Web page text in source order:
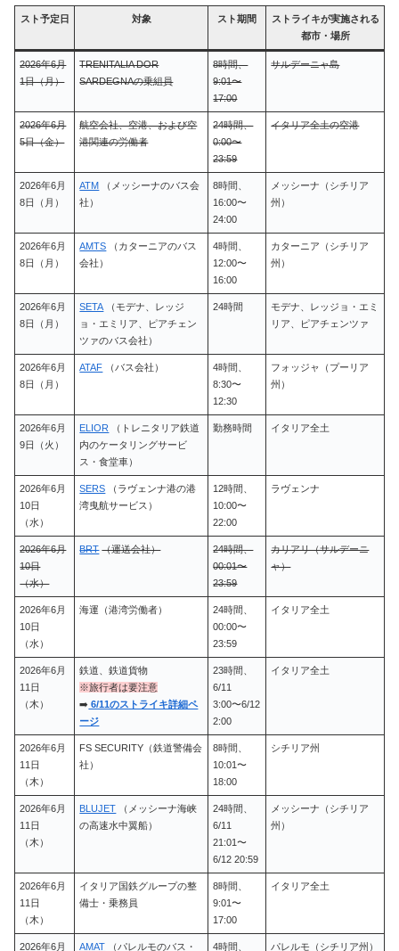
スト予定日 対象 スト期間
ストライキが実施される
都市・場所
2026年6月
1日（月）
TRENITALIA DOR
SARDEGNAの乗組員
8時間、
9:01〜
17:00
サルデーニャ島
2026年6月
5日（金）
航空会社、空港、および空
港関連の労働者
24時間、
0:00〜
23:59
イタリア全土の空港
2026年6月
8日（月）
ATM
（メッシーナのバス会
社）
8時間、
16:00〜
24:00
メッシーナ（シチリア
州）
2026年6月
8日（月）
AMTS
（カターニアのバス
会社）
4時間、
12:00〜
16:00
カターニア（シチリア
州）
2026年6月
8日（月）
SETA
（モデナ、レッジ
ョ・エミリア、ピアチェン
ツァのバス会社）
24時間
モデナ、レッジョ・エミ
リア、ピアチェンツァ
2026年6月
8日（月）
ATAF （バス会社）
4時間、
8:30〜
12:30
フォッジャ（プーリア
州）
2026年6月
9日（火）
ELIOR
（トレニタリア鉄道
内のケータリングサービ
ス・食堂車）
勤務時間 イタリア全土
2026年6月
10日
（水）
SERS
（ラヴェンナ港の港
湾曳航サービス）
12時間、
10:00〜
22:00
ラヴェンナ
2026年6月
10日
（水）
BRT （運送会社）
24時間、
00:01〜
23:59
カリアリ（サルデーニ
ャ）
2026年6月
10日
（水）
海運（港湾労働者）
24時間、
00:00〜
23:59
イタリア全土
2026年6月
11日
（木）
鉄道、鉄道貨物
※旅行者は要注意
➡️ 6/11のストライキ詳細ペ
ージ
23時間、
6/11
3:00〜6/12
2:00
イタリア全土
2026年6月
11日
（木）
FS SECURITY（鉄道警備会
社）
8時間、
10:01〜
18:00
シチリア州
2026年6月
11日
（木）
BLUJET
（メッシーナ海峡
の高速水中翼船）
24時間、
6/11
21:01〜
6/12 20:59
メッシーナ（シチリア
州）
2026年6月
11日
（木）
イタリア国鉄グループの整
備士・乗務員
8時間、
9:01〜
17:00
イタリア全土
2026年6月
AMAT
（パレルモのバス・
4時間、
パレルモ（シチリア州）